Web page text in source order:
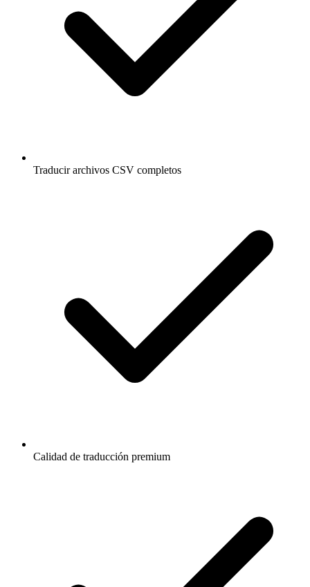
Traducir archivos CSV completos
Calidad de traducción premium